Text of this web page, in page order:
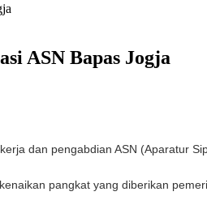
ASN Bapas Jogja
dan pengabdian ASN (Aparatur
pangkat yang diberikan